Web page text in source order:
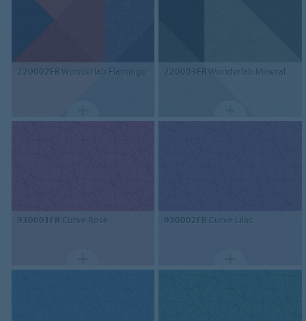
220002FR Wonderlab Flamingo 220003FR Wonderlab Mineral
930001FR Curve Rose 930002FR Curve Lilac